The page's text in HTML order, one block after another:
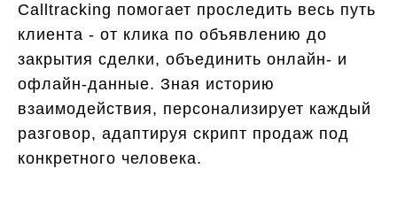
Сalltracking помогает проследить весь путь
клиента - от клика по объявлению до
закрытия сделки, объединить онлайн- и
офлайн-данные. Зная историю
взаимодействия, персонализирует каждый
разговор, адаптируя скрипт продаж под
конкретного человека.